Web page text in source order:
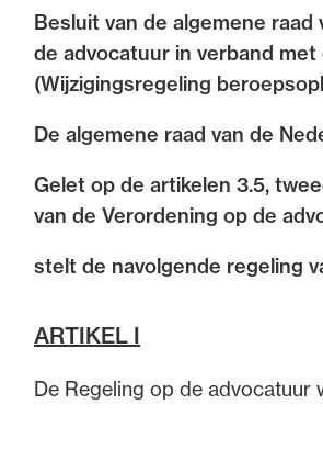
Besluit van de algemene
de advocatuur in verband
(Wijzigingsregeling
De algemene raad van de
Gelet op de artikelen 3.5,
van de Verordening op de
stelt de navolgende regeling
ARTIKEL I
De Regeling op de advocatuur
advocatuur. Van de
op de advocatuur